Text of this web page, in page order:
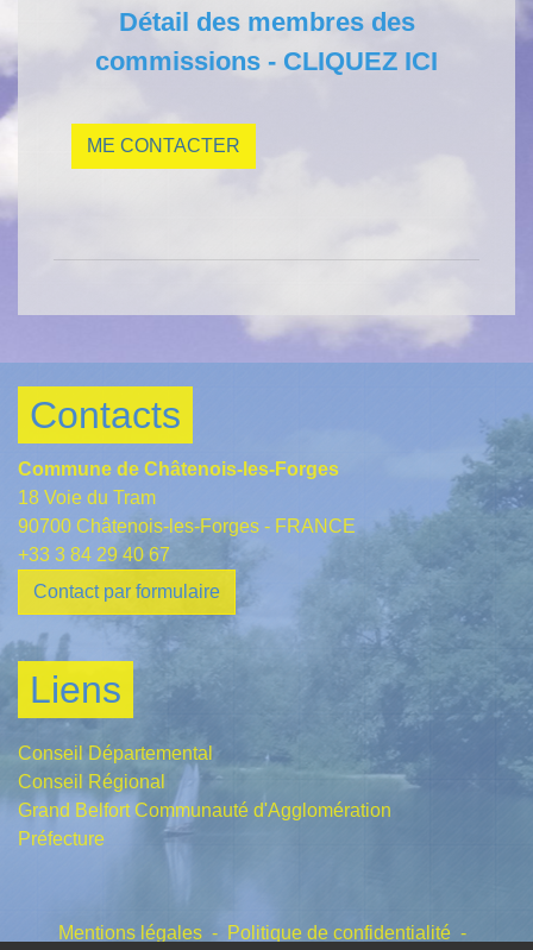
Détail des membres des
commissions - CLIQUEZ ICI
ME CONTACTER
Contacts
Commune de Châtenois-les-Forges
18 Voie du Tram
90700 Châtenois-les-Forges - FRANCE
+33 3 84 29 40 67
Contact par formulaire
Liens
Conseil Départemental
Conseil Régional
Grand Belfort Communauté d'Agglomération
Préfecture
Mentions légales - Politique de confidentialité -